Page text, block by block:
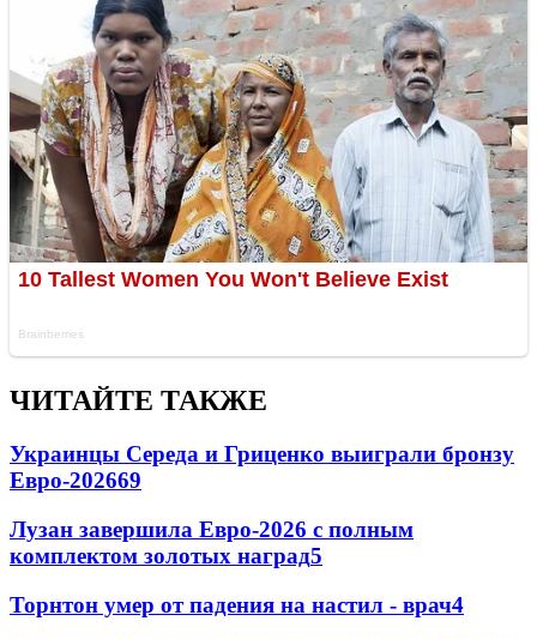
ЧИТАЙТЕ ТАКЖЕ
Украинцы Середа и Гриценко выиграли бронзу
Евро-202669
Лузан завершила Евро-2026 с полным
комплектом золотых наград5
Торнтон умер от падения на настил - врач4